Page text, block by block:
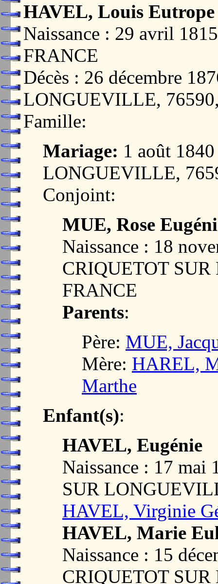
HAVEL, Louis Eutrope
Naissance : 29 avril
FRANCE
Décès : 26 décembre
LONGUEVILLE,
Famille:
Mariage: 1 août
LONGUEVILLE,
Conjoint:
MUE, Rose
Naissance : 18
CRIQUETOT
FRANCE
Parents:
Père: MUE,
Mère: HAREL,
Marthe
Enfant(s):
HAVEL, Eugénie
Naissance : 17 mai
SUR
HAVEL, Virginie
HAVEL, Marie
Naissance : 15
CRIQUETOT